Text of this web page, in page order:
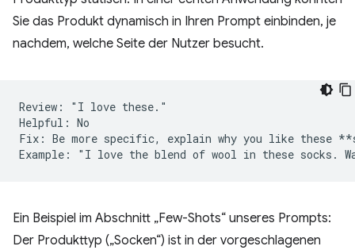
Sie das Produkt dynamisch in Ihren Prompt einbinden, je
nachdem, welche Seite der Nutzer besucht.
Review: "I love these."
Helpful: No
Fix: Be more specific, explain why you like these
Ein Beispiel im Abschnitt „Few-Shots“ unseres Prompts:
Der Produkttyp („Socken“) ist in der vorgeschlagenen